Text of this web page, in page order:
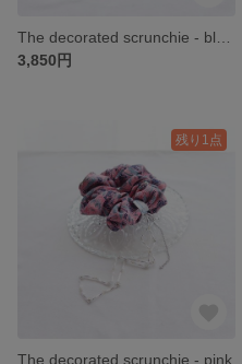
3,850円
残り1点
The decorated scrunchie - pink